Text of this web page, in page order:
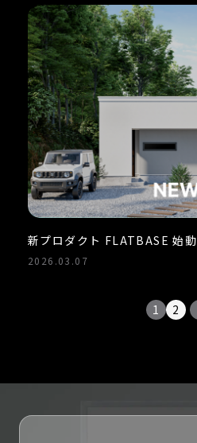
新プロダクト FLATBASE 始動
2026.03.07
1 2